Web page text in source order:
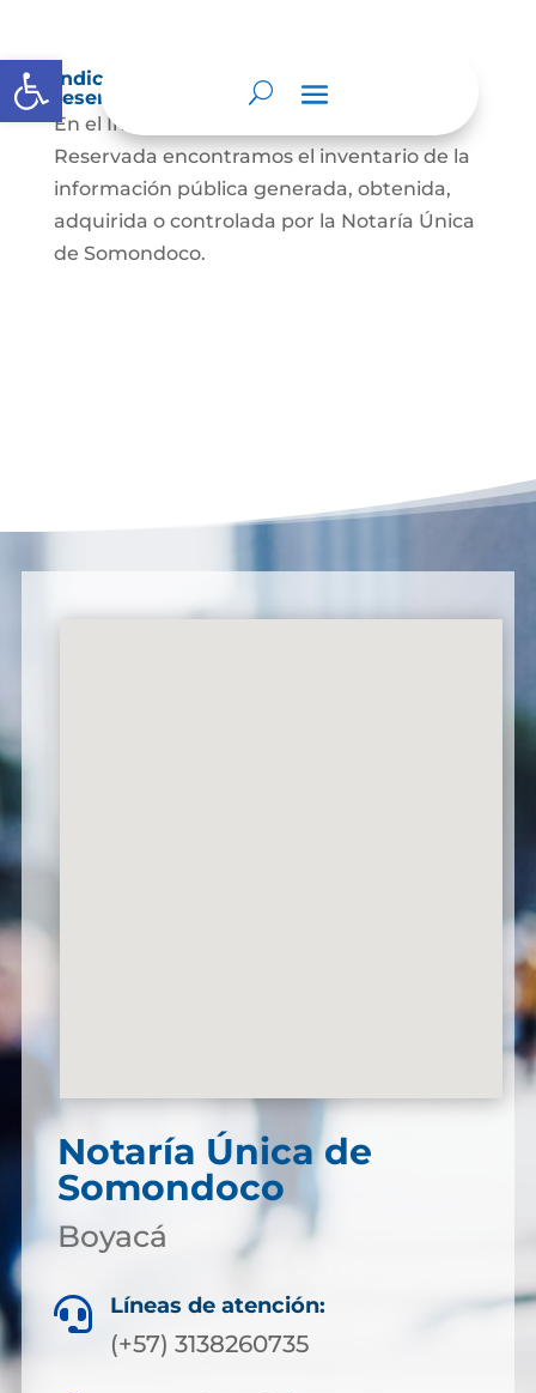
Abrir barra de herramientas
Índice de información clasificada y
reservada
En el Índice de Información Clasificada y
Reservada encontramos el inventario de la
información pública generada, obtenida,
adquirida o controlada por la Notaría Única
de Somondoco.
Notaría Única de
Somondoco
Boyacá
 Líneas de atención:
(+57) 3138260735